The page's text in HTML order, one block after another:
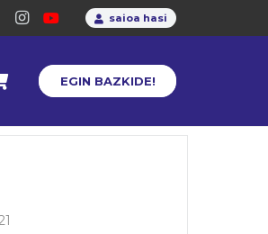
saioa hasi
EGIN BAZKIDE!